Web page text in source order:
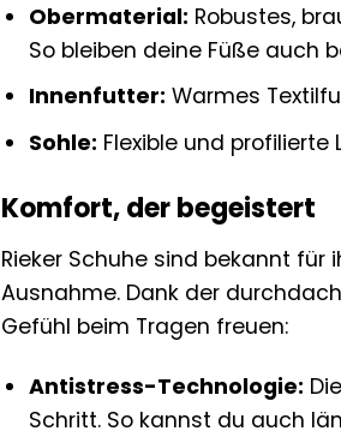
Obermaterial: Robustes,
So bleiben deine Füße auch
Innenfutter: Warmes
Sohle: Flexible und
Komfort, der begeistert
Rieker Schuhe sind bekannt
Ausnahme. Dank der
Gefühl beim Tragen freuen:
Antistress-Technologie:
Schritt. So kannst du auch